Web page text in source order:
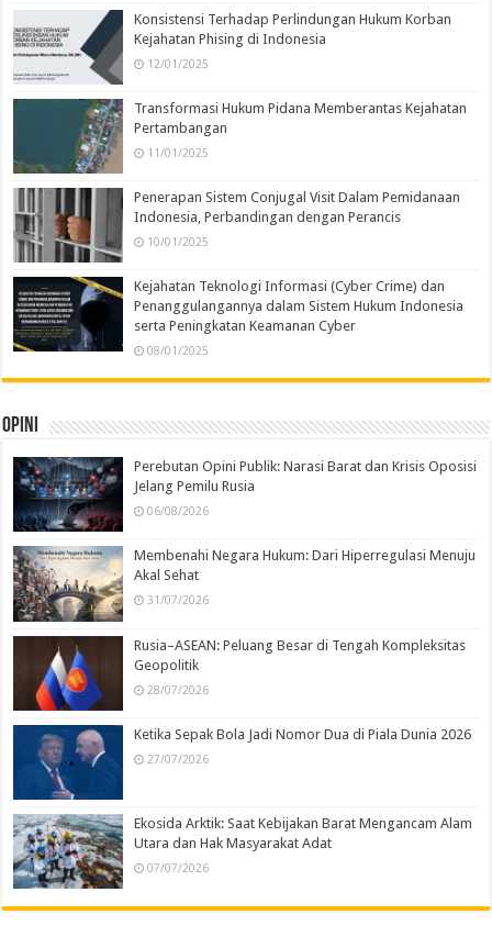
Konsistensi Terhadap Perlindungan Hukum Korban
Kejahatan Phising di Indonesia
12/01/2025
Transformasi Hukum Pidana Memberantas Kejahatan
Pertambangan
11/01/2025
Penerapan Sistem Conjugal Visit Dalam Pemidanaan
Indonesia, Perbandingan dengan Perancis
10/01/2025
Kejahatan Teknologi Informasi (Cyber Crime) dan
Penanggulangannya dalam Sistem Hukum Indonesia
serta Peningkatan Keamanan Cyber
08/01/2025
Opini
Perebutan Opini Publik: Narasi Barat dan Krisis Oposisi
Jelang Pemilu Rusia
06/08/2026
Membenahi Negara Hukum: Dari Hiperregulasi Menuju
Akal Sehat
31/07/2026
Rusia–ASEAN: Peluang Besar di Tengah Kompleksitas
Geopolitik
28/07/2026
Ketika Sepak Bola Jadi Nomor Dua di Piala Dunia 2026
27/07/2026
Ekosida Arktik: Saat Kebijakan Barat Mengancam Alam
Utara dan Hak Masyarakat Adat
07/07/2026